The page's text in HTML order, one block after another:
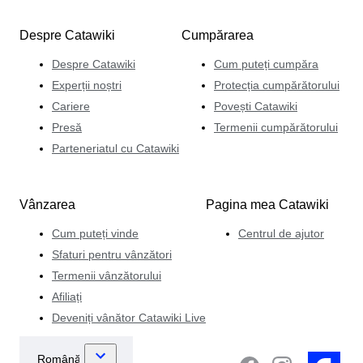
Despre Catawiki
Despre Catawiki
Experții noștri
Cariere
Presă
Parteneriatul cu Catawiki
Cumpărarea
Cum puteți cumpăra
Protecția cumpărătorului
Povești Catawiki
Termenii cumpărătorului
Vânzarea
Cum puteți vinde
Sfaturi pentru vânzători
Termenii vânzătorului
Afiliați
Deveniți vânător Catawiki Live
Pagina mea Catawiki
Centrul de ajutor